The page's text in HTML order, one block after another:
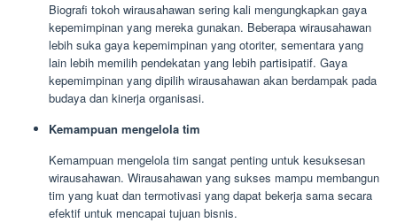
Biografi tokoh wirausahawan sering kali mengungkapkan gaya
kepemimpinan yang mereka gunakan. Beberapa wirausahawan
lebih suka gaya kepemimpinan yang otoriter, sementara yang
lain lebih memilih pendekatan yang lebih partisipatif. Gaya
kepemimpinan yang dipilih wirausahawan akan berdampak pada
budaya dan kinerja organisasi.
Kemampuan mengelola tim
Kemampuan mengelola tim sangat penting untuk kesuksesan
wirausahawan. Wirausahawan yang sukses mampu membangun
tim yang kuat dan termotivasi yang dapat bekerja sama secara
efektif untuk mencapai tujuan bisnis.